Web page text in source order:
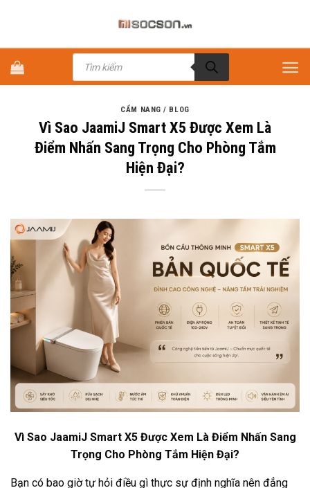
dung
Tìm
kiếm
phẩm
CẨM NANG / BLOG
Vì Sao JaamiJ Smart X5 Được Xem Là
Điểm Nhấn Sang Trọng Cho Phòng Tắm
Hiện Đại?
Vì Sao JaamiJ Smart X5 Được Xem Là Điểm Nhấn Sang
Trọng Cho Phòng Tắm Hiện Đại?
Bạn có bao giờ tự hỏi điều gì thực sự định nghĩa nên đẳng